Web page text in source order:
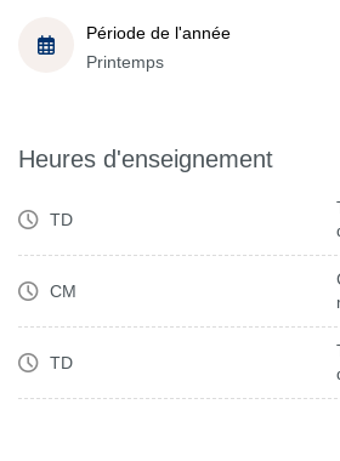
Période de l'année
Printemps
Heures d'enseignement
TD
CM
TD